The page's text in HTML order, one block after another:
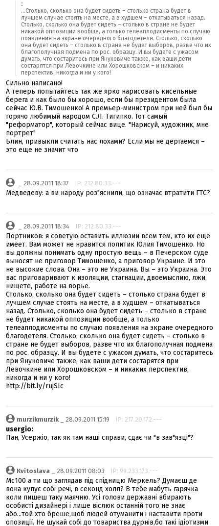
:
...Столько, сколько она будет сидеть – столько страна будет в
лучшем случае стоять на месте, а в худшем – откатываться назад.
Столько, сколько она будет сидеть – столько в стране не будет
никакой оппозиции вообще, а только телеаплодисменты по случаю
появления на экране очередного благодетеля. Столько, сколько
она будет сидеть – столько в стране не будет выборов, разве что их
благополучная подмена по рос. образцу. И вы будете с ужасом
думать, что состаритесь при Януковиче также, как ваши дети
состарятся при Левочкине или Хорошковском – и никаких
перспектив, никогда и ни у кого!
Сильно написано!
А теперь попытайтесь так же ярко нарисовать кисельные
берега и как было бы хорошо, если бы президентом была
сейчас Ю.В. Тимошенко! А премьер-министром при ней был бы
горячо любимый народом С.Л. Тигипко. Тот самый
"реформатор", который сейчас вице. "Нарисуй, художник, мне
портрет"
Блин, привыкли считать нас лохами? Если мы не дергаемся –
это еще не значит что
_ 28.09.2011 18:37 IP: 212.80.33.---
Медведеву: а ви народу роз"яснили, що означає втратити ГТС?
_ 28.09.2011 18:34 IP: 212.80.33.---
Портников: я советую оставить иллюзии всем тем, кто их еще
имеет. Вам может не нравится политик Юлия Тимошенко. Но
вы должны понимать одну простую вещь – в Печерском суде
выносят не приговор Тимошенко, а приговор Украине. И это
не высокие слова. Она – это не Украина. Вы – это Украина. Это
вас приговаривают к изоляции, стагнации, двоемыслию, лжи,
нищете, работе на ворье.
Столько, сколько она будет сидеть – столько страна будет в
лучшем случае стоять на месте, а в худшем – откатываться
назад. Столько, сколько она будет сидеть – столько в стране
не будет никакой оппозиции вообще, а только
телеаплодисменты по случаю появления на экране очередного
благодетеля. Столько, сколько она будет сидеть – столько в
стране не будет выборов, разве что их благополучная подмена
по рос. образцу. И вы будете с ужасом думать, что состаритесь
при Януковиче также, как ваши дети состарятся при
Левочкине или Хорошковском – и никаких перспектив,
никогда и ни у кого!
http://bit.ly/rujSIc
murzikmurzik_ 28.09.2011 15:19 IP: 217.20.172.---
usergio:
Пан, Усержіо, так як там наші справи, сдає чи "в зав"язці"?
Kvitoslava _ 28.09.2011 08:03 IP: 99.233.173.---
Мс100 а ти що заглядав під спідницю Меркель? Думаєш де
вона купує собі речі, в секонд холл? В тебе мабуть гарячка
коли пишеш таку маячню. Усі голови державні вбирають
особисті дизайнері і лише віслюк останній того не знає
або...той хто бреше,щоб людей отуманити і наставити проти
опозиції. Не шукай собі до товариства дурнів,бо такі ідіотизми